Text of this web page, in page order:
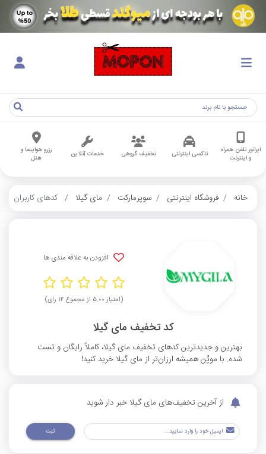
اپراتور تلفن همراه
و اینترنت
تاکسی اینترنتی تخفیف گروهی خدمات آنلاین
رزرو هواپیما و
هتل
خانه فروشگاه اینترنتی سوپرمارکت مای‌ گیلا کدهای کاربران
افزودن به علاقه مندی ها
(امتیاز ۵.۰۰ از مجموع ۱۴ رای)
کد تخفیف مای‌ گیلا
بهترین و جدیدترین کدهای تخفیف مای‌ گیلا، کاملاً رایگان و تست
شده. با موپُن همیشه ارزان‌تر از مای‌ گیلا خرید کنید!
از آخرین تخفیف‌های مای‌ گیلا خبر دار شوید
ثبت